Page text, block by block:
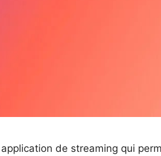
de streaming qui